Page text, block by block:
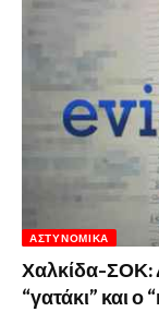
ΑΣΤΥΝΟΜΙΚΆ
Χαλκίδα-ΣΟΚ:
“γατάκι” και